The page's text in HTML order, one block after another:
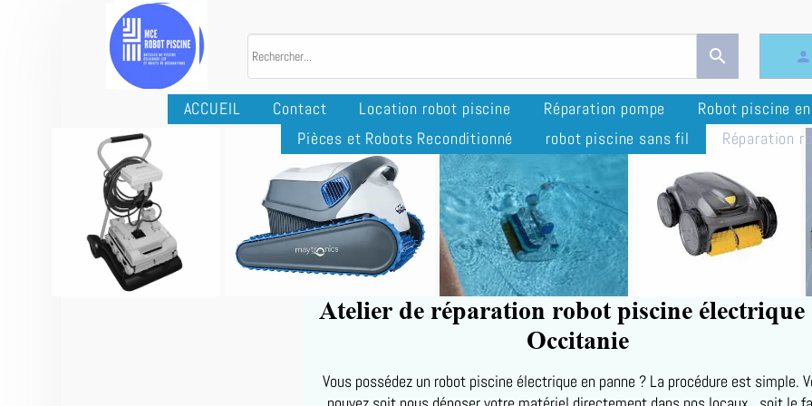
ACCUEIL Contact Location robot piscine Réparation pompe Robot piscine
Pièces et Robots Reconditionné
robot piscine sans fil Réparation
search person
Atelier de réparation robot piscine électrique
Occitanie
Vous possédez un robot piscine électrique en panne ? La procédure est simple.